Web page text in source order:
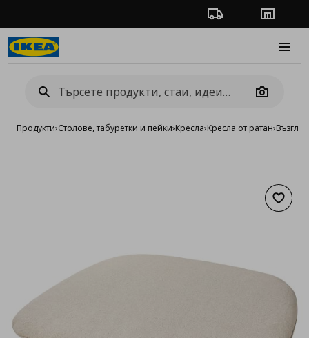
Проследяване на
Camera
Продукти›Столове, табуретки и пейки›Кресла›Кресла от ратан›